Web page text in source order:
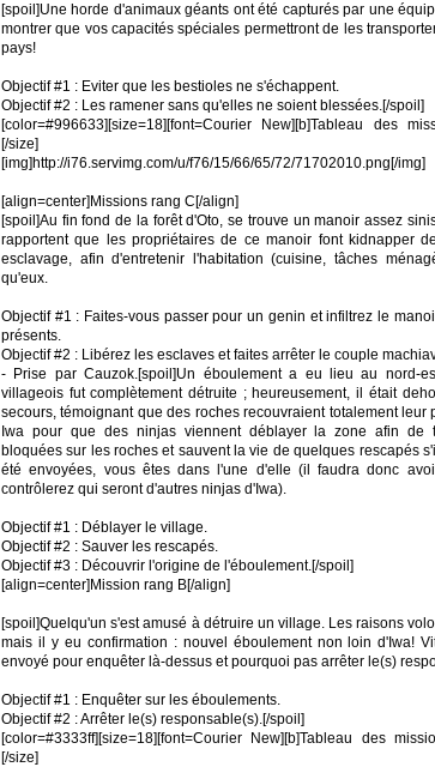
[spoil]Une horde d'animaux géants ont été capturés par une
montrer que vos capacités spéciales permettront de les
pays!
Objectif #1 : Eviter que les bestioles ne s'échappent.
Objectif #2 : Les ramener sans qu'elles ne soient blessées.[/spoil]
[color=#996633][size=18][font=Courier New][b]Tableau des
[/size]
[img]http://i76.servimg.com/u/f76/15/66/65/72/71702010.png[/img]
[align=center]Missions rang C[/align]
[spoil]Au fin fond de la forêt d'Oto, se trouve un manoir assez
rapportent que les propriétaires de ce manoir font kidnapper
esclavage, afin d'entretenir l'habitation (cuisine, tâches
qu'eux.
Objectif #1 : Faites-vous passer pour un genin et infiltrez le
présents.
Objectif #2 : Libérez les esclaves et faites arrêter le couple
- Prise par Cauzok.[spoil]Un éboulement a eu lieu au nord-
villageois fut complètement détruite ; heureusement, il était
secours, témoignant que des roches recouvraient totalement leur
Iwa pour que des ninjas viennent déblayer la zone afin de
bloquées sur les roches et sauvent la vie de quelques rescapés
été envoyées, vous êtes dans l'une d'elle (il faudra donc
contrôlerez qui seront d'autres ninjas d'Iwa).
Objectif #1 : Déblayer le village.
Objectif #2 : Sauver les rescapés.
Objectif #3 : Découvrir l'origine de l'éboulement.[/spoil]
[align=center]Mission rang B[/align]
[spoil]Quelqu'un s'est amusé à détruire un village. Les raisons
mais il y eu confirmation : nouvel éboulement non loin d'Iwa!
envoyé pour enquêter là-dessus et pourquoi pas arrêter le(s)
Objectif #1 : Enquêter sur les éboulements.
Objectif #2 : Arrêter le(s) responsable(s).[/spoil]
[color=#3333ff][size=18][font=Courier New][b]Tableau des
[/size]